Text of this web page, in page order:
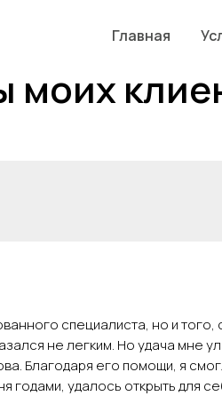
Главная
моих
специалиста, но и того,
не легким. Но удача мне
Благодаря его помощи, я
годами, удалось открыть для